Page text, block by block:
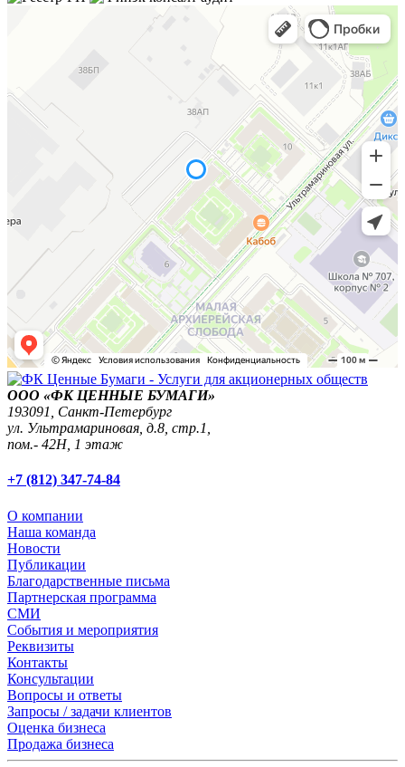
ООО «ФК ЦЕННЫЕ БУМАГИ»
193091, Санкт-Петербург
ул. Ультрамариновая, д.8, стр.1,
пом.- 42Н, 1 этаж
+7 (812) 347-74-84
О компании
Наша команда
Новости
Публикации
Благодарственные письма
Партнерская программа
СМИ
События и мероприятия
Реквизиты
Контакты
Консультации
Вопросы и ответы
Запросы / задачи клиентов
Оценка бизнеса
Продажа бизнеса